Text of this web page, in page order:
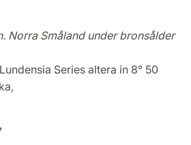
Norra Småland under bronsålder
Series altera in 8° 50